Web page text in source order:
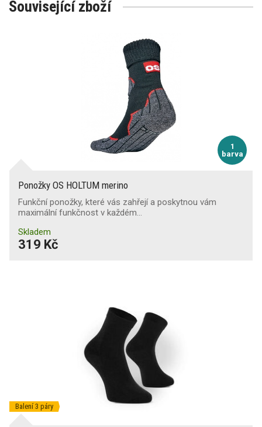
Související zboží
1
barva
Ponožky OS HOLTUM merino
Funkční ponožky, které vás zahřejí a poskytnou vám
maximální funkčnost v každém…
Skladem
319 Kč
Balení 3 páry